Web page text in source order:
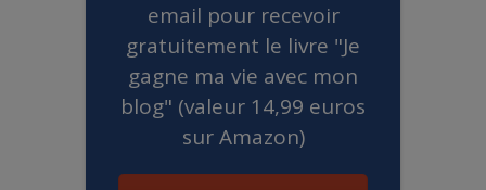
email pour recevoir
gratuitement le livre "Je
gagne ma vie avec mon
blog" (valeur 14,99 euros
sur Amazon)